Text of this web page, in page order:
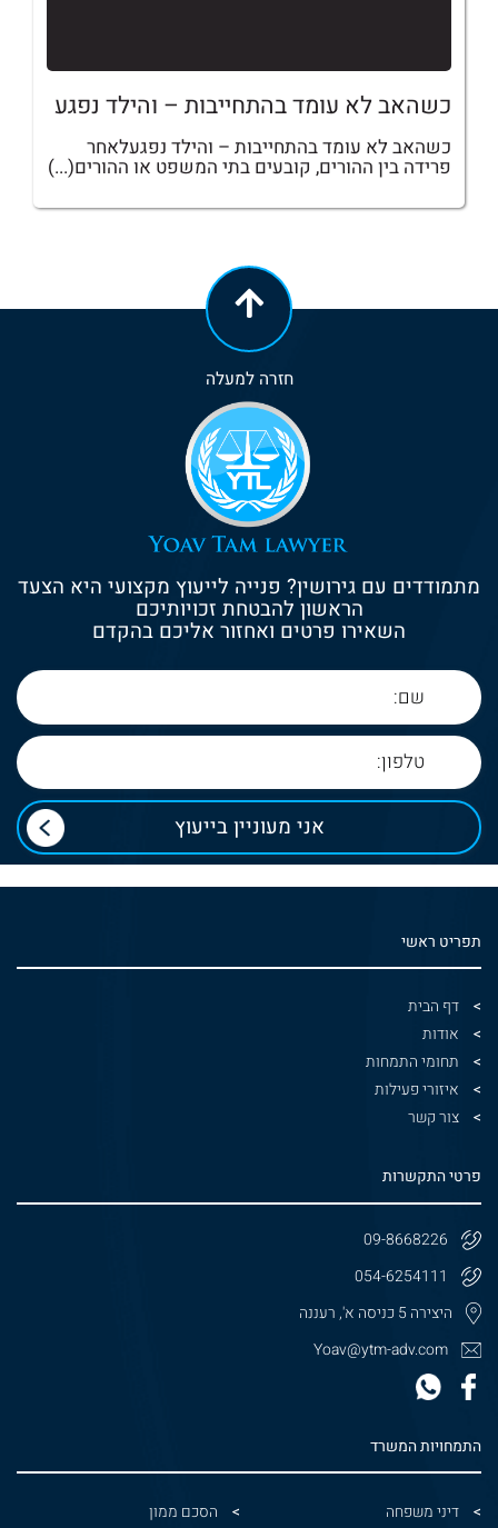
כשהאב לא עומד בהתחייבות – והילד נפגע
כשהאב לא עומד בהתחייבות – והילד נפגעלאחר
פרידה בין ההורים, קובעים בתי המשפט או ההורים(...)
חזרה למעלה
מתמודדים עם גירושין? פנייה לייעוץ מקצועי היא הצעד
הראשון להבטחת זכויותיכם
השאירו פרטים ואחזור אליכם בהקדם
תפריט ראשי
דף הבית
אודות
תחומי התמחות
איזורי פעילות
צור קשר
התמחויות המשרד
דיני משפחה
הסכם ממון
פרטי התקשרות
09-8668226
054-6254111
היצירה 5 כניסה א', רעננה
Yoav@ytm-adv.com